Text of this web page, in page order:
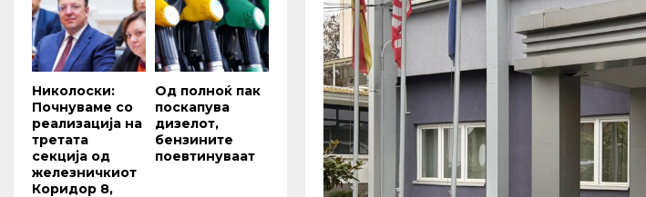
Николоски:
Почнуваме со
реализација на
третата
секција од
железничкиот
Коридор 8,
Од полноќ пак
поскапува
дизелот,
бензините
поевтинуваат